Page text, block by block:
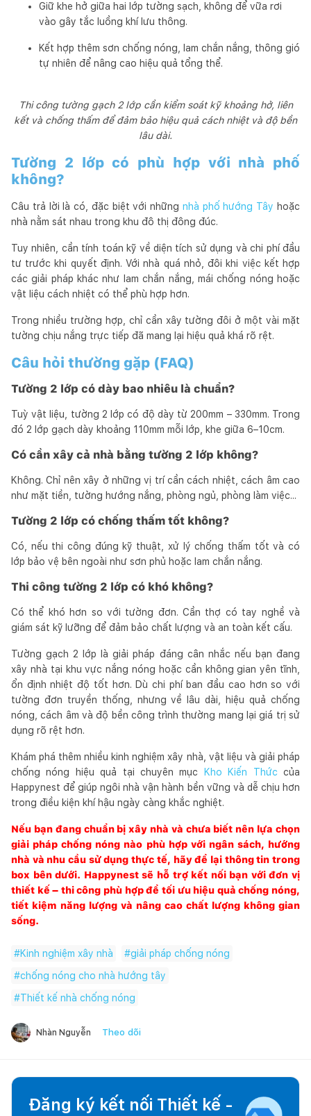
Giữ khe hở giữa hai lớp tường sạch, không để vữa rơi
vào gây tắc luồng khí lưu thông.
Kết hợp thêm sơn chống nóng, lam chắn nắng, thông gió
tự nhiên để nâng cao hiệu quả tổng thể.
Thi công tường gạch 2 lớp cần kiểm soát kỹ khoảng hở, liên
kết và chống thấm để đảm bảo hiệu quả cách nhiệt và độ bền
lâu dài.
Tường 2 lớp có phù hợp với nhà phố
không?
Câu trả lời là có, đặc biệt với những nhà phố hướng Tây hoặc
nhà nằm sát nhau trong khu đô thị đông đúc.
Tuy nhiên, cần tính toán kỹ về diện tích sử dụng và chi phí đầu
tư trước khi quyết định. Với nhà quá nhỏ, đôi khi việc kết hợp
các giải pháp khác như lam chắn nắng, mái chống nóng hoặc
vật liệu cách nhiệt có thể phù hợp hơn.
Trong nhiều trường hợp, chỉ cần xây tường đôi ở một vài mặt
tường chịu nắng trực tiếp đã mang lại hiệu quả khá rõ rệt.
Câu hỏi thường gặp (FAQ)
Tường 2 lớp có dày bao nhiêu là chuẩn?
Tuỳ vật liệu, tường 2 lớp có độ dày từ 200mm – 330mm. Trong
đó 2 lớp gạch dày khoảng 110mm mỗi lớp, khe giữa 6–10cm.
Có cần xây cả nhà bằng tường 2 lớp không?
Không. Chỉ nên xây ở những vị trí cần cách nhiệt, cách âm cao
như mặt tiền, tường hướng nắng, phòng ngủ, phòng làm việc...
Tường 2 lớp có chống thấm tốt không?
Có, nếu thi công đúng kỹ thuật, xử lý chống thấm tốt và có
lớp bảo vệ bên ngoài như sơn phủ hoặc lam chắn nắng.
Thi công tường 2 lớp có khó không?
Có thể khó hơn so với tường đơn. Cần thợ có tay nghề và
giám sát kỹ lưỡng để đảm bảo chất lượng và an toàn kết cấu.
Tường gạch 2 lớp là giải pháp đáng cân nhắc nếu bạn đang
xây nhà tại khu vực nắng nóng hoặc cần không gian yên tĩnh,
ổn định nhiệt độ tốt hơn. Dù chi phí ban đầu cao hơn so với
tường đơn truyền thống, nhưng về lâu dài, hiệu quả chống
nóng, cách âm và độ bền công trình thường mang lại giá trị sử
dụng rõ rệt hơn.
Khám phá thêm nhiều kinh nghiệm xây nhà, vật liệu và giải pháp
chống nóng hiệu quả tại chuyên mục
Kho Kiến Thức của
Happynest để giúp ngôi nhà vận hành bền vững và dễ chịu hơn
trong điều kiện khí hậu ngày càng khắc nghiệt.
Nếu bạn đang chuẩn bị xây nhà và chưa biết nên lựa chọn
giải pháp chống nóng nào phù hợp với ngân sách, hướng
nhà và nhu cầu sử dụng thực tế, hãy để lại thông tin trong
box bên dưới. Happynestsẽ hỗ trợ kết nối bạn với đơn vị
thiết kế – thi công phù hợp để tối ưu hiệu quả chống nóng,
tiết kiệm năng lượng và nâng cao chất lượng không gian
sống.
#Kinh nghiệm xây nhà #giải pháp chống nóng
#chống nóng cho nhà hướng tây
#Thiết kế nhà chống nóng
Nhàn Nguyễn Theo dõi
Đăng ký kết nối Thiết kế -